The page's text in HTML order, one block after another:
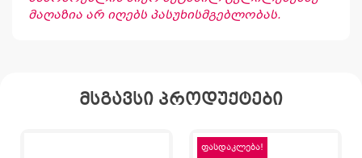
მაღაზია არ იღებს პასუხისმგებლობას.
მსგავსი პროდუქტები
ფასდაკლება!